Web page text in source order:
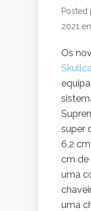
Posted
2021
Os
super
6,2
cm de
uma
uma